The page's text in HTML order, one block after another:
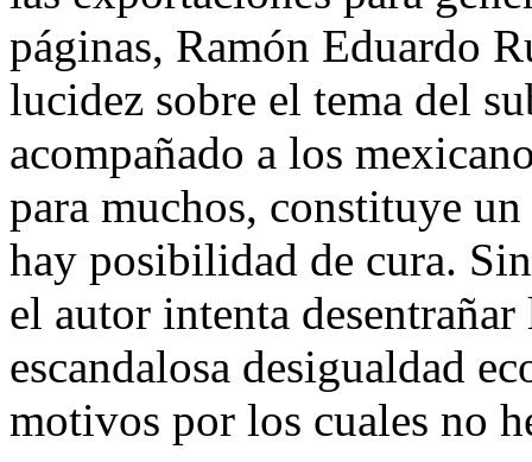
páginas, Ramón Eduardo
lucidez sobre el tema del
acompañado a los
para muchos, constituye
hay posibilidad de cura.
el autor intenta
escandalosa desigualdad
motivos por los cuales no